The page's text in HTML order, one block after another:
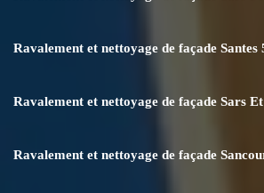
Ravalement et nettoyage de façade Santes
Ravalement et nettoyage de façade Sars
Ravalement et nettoyage de façade